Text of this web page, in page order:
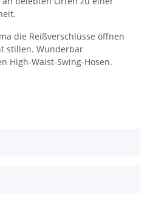
die Reißverschlüsse öffnen
stillen. Wunderbar
High-Waist-Swing-Hosen.